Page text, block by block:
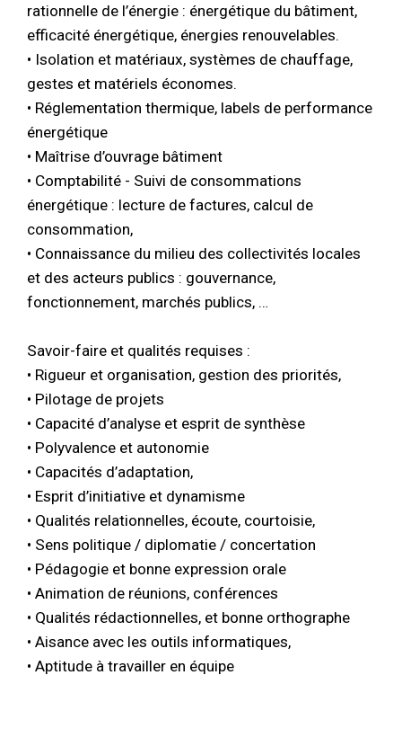
rationnelle de l’énergie : énergétique du bâtiment,
efficacité énergétique, énergies renouvelables.
• Isolation et matériaux, systèmes de chauffage,
gestes et matériels économes.
• Réglementation thermique, labels de performance
énergétique
• Maîtrise d’ouvrage bâtiment
• Comptabilité - Suivi de consommations
énergétique : lecture de factures, calcul de
consommation,
• Connaissance du milieu des collectivités locales
et des acteurs publics : gouvernance,
fonctionnement, marchés publics, …
Savoir-faire et qualités requises :
• Rigueur et organisation, gestion des priorités,
• Pilotage de projets
• Capacité d’analyse et esprit de synthèse
• Polyvalence et autonomie
• Capacités d’adaptation,
• Esprit d’initiative et dynamisme
• Qualités relationnelles, écoute, courtoisie,
• Sens politique / diplomatie / concertation
• Pédagogie et bonne expression orale
• Animation de réunions, conférences
• Qualités rédactionnelles, et bonne orthographe
• Aisance avec les outils informatiques,
• Aptitude à travailler en équipe